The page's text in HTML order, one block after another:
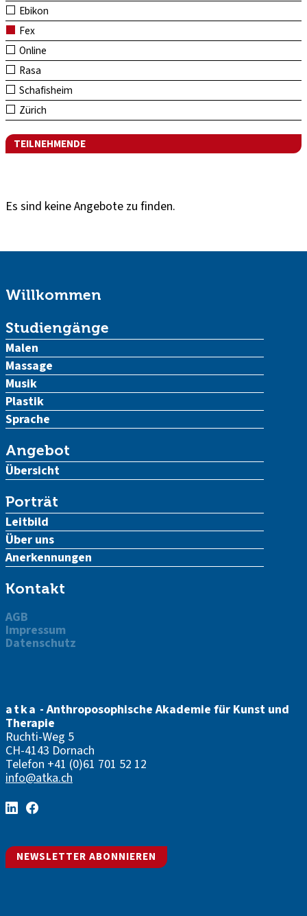
Ebikon
Fex
Online
Rasa
Schafisheim
Zürich
TEILNEHMENDE
Es sind keine Angebote zu finden.
Willkommen
Studiengänge
Malen
Massage
Musik
Plastik
Sprache
Angebot
Übersicht
Porträt
Leitbild
Über uns
Anerkennungen
Kontakt
AGB
Impressum
Datenschutz
atka - Anthroposophische Akademie für Kunst und
Therapie
Ruchti-Weg 5
CH-4143 Dornach
Telefon +41 (0)61 701 52 12
info@atka.ch
NEWSLETTER ABONNIEREN